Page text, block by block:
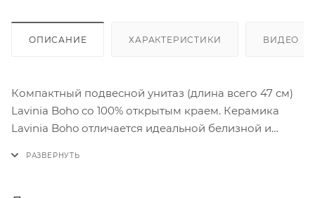
ОПИСАНИЕ ХАРАКТЕРИСТИКИ ВИДЕО
Компактный подвесной унитаз (длина всего 47 см)
Lavinia Boho со 100% открытым краем. Керамика
Lavinia Boho отличается идеальной белизной и